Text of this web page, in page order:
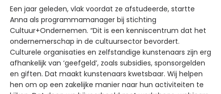
Een jaar geleden, vlak voordat ze afstudeerde, startte
Anna als programmamanager bij stichting
Cultuur+Ondernemen. “Dit is een kenniscentrum dat het
ondernemerschap in de cultuursector bevordert.
Culturele organisaties en zelfstandige kunstenaars zijn erg
afhankelijk van ‘geefgeld’, zoals subsidies, sponsorgelden
en giften. Dat maakt kunstenaars kwetsbaar. Wij helpen
hen om op een zakelijke manier naar hun activiteiten te